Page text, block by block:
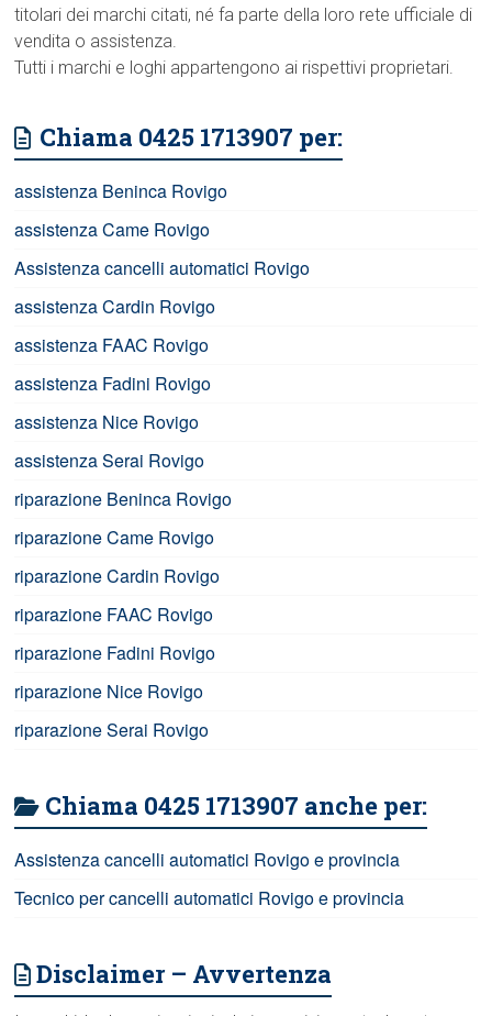
titolari dei marchi citati, né fa parte della loro rete ufficiale di
vendita o assistenza.
Tutti i marchi e loghi appartengono ai rispettivi proprietari.
Chiama 0425 1713907 per:
assistenza Beninca Rovigo
assistenza Came Rovigo
Assistenza cancelli automatici Rovigo
assistenza Cardin Rovigo
assistenza FAAC Rovigo
assistenza Fadini Rovigo
assistenza Nice Rovigo
assistenza Serai Rovigo
riparazione Beninca Rovigo
riparazione Came Rovigo
riparazione Cardin Rovigo
riparazione FAAC Rovigo
riparazione Fadini Rovigo
riparazione Nice Rovigo
riparazione Serai Rovigo
Chiama 0425 1713907 anche per:
Assistenza cancelli automatici Rovigo e provincia
Tecnico per cancelli automatici Rovigo e provincia
Disclaimer – Avvertenza